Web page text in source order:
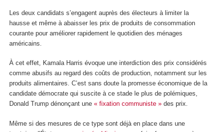
Les deux candidats s’engagent auprès des électeurs à limiter la
hausse et même à abaisser les prix de produits de consommation
courante pour améliorer rapidement le quotidien des ménages
américains.
À cet effet, Kamala Harris évoque une interdiction des prix considérés
comme abusifs au regard des coûts de production, notamment sur les
produits alimentaires. C’est sans doute la promesse économique de la
candidate démocrate qui suscite à ce stade le plus de polémiques,
Donald Trump dénonçant une « fixation communiste » des prix.
Même si des mesures de ce type sont déjà en place dans une